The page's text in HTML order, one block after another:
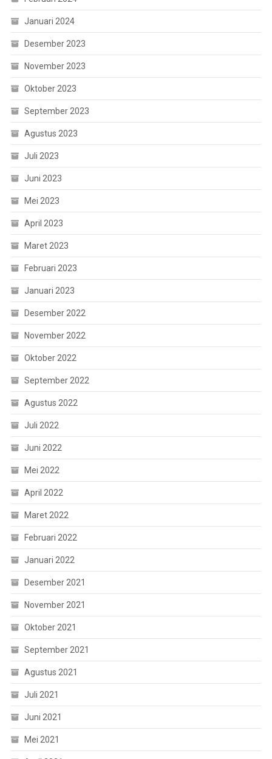
Januari 2024
Desember 2023
November 2023
Oktober 2023
September 2023
Agustus 2023
Juli 2023
Juni 2023
Mei 2023
April 2023
Maret 2023
Februari 2023
Januari 2023
Desember 2022
November 2022
Oktober 2022
September 2022
Agustus 2022
Juli 2022
Juni 2022
Mei 2022
April 2022
Maret 2022
Februari 2022
Januari 2022
Desember 2021
November 2021
Oktober 2021
September 2021
Agustus 2021
Juli 2021
Juni 2021
Mei 2021